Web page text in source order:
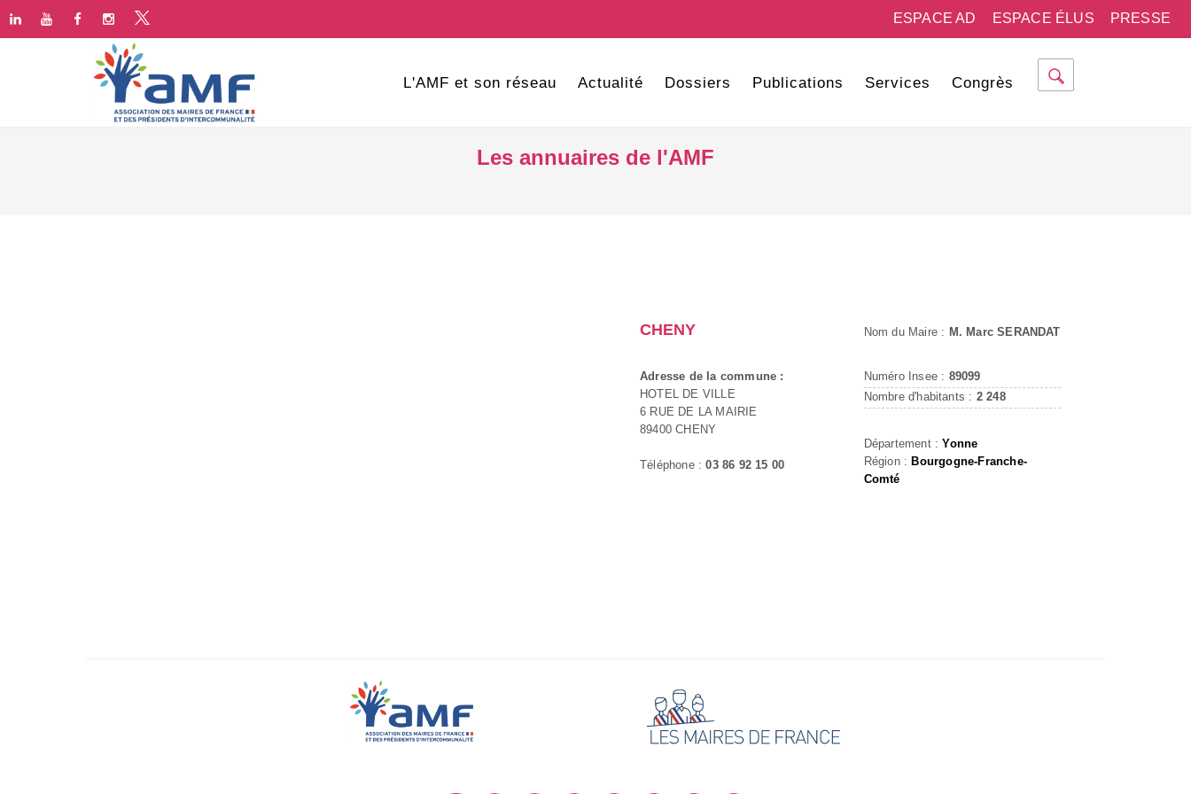
PRESSE
ESPACE ÉLUS
ESPACE AD
L'AMF et son réseau Actualité Dossiers Publications Services Congrès
Les annuaires de l'AMF
CHENY
Adresse de la commune :
HOTEL DE VILLE
6 RUE DE LA MAIRIE
89400 CHENY
Téléphone :03 86 92 15 00
Nom du Maire : M. Marc SERANDAT
Numéro Insee : 89099
Nombre d'habitants : 2 248
Département :Yonne
Région : Bourgogne-Franche-
Comté